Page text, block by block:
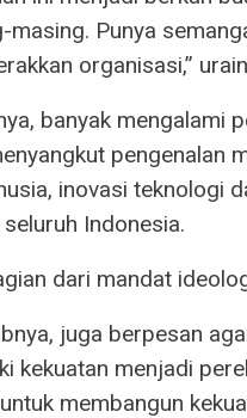
masing. Punya
organisasi,”
banyak mengalami
pengenalan
inovasi teknologi
Indonesia.
dari mandat
juga berpesan
kekuatan menjadi
membangun